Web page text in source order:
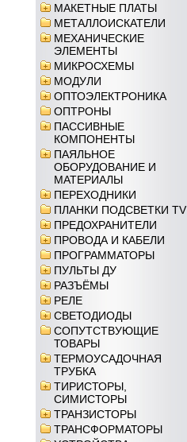
МАКЕТНЫЕ ПЛАТЫ
МЕТАЛЛОИСКАТЕЛИ
МЕХАНИЧЕСКИЕ
ЭЛЕМЕНТЫ
МИКРОСХЕМЫ
МОДУЛИ
ОПТОЭЛЕКТРОНИКА
ОПТРОНЫ
ПАССИВНЫЕ
КОМПОНЕНТЫ
ПАЯЛЬНОЕ
ОБОРУДОВАНИЕ И
МАТЕРИАЛЫ
ПЕРЕХОДНИКИ
ПЛАНКИ ПОДСВЕТКИ TV
ПРЕДОХРАНИТЕЛИ
ПРОВОДА И КАБЕЛИ
ПРОГРАММАТОРЫ
ПУЛЬТЫ ДУ
РАЗЪЁМЫ
РЕЛЕ
СВЕТОДИОДЫ
СОПУТСТВУЮЩИЕ
ТОВАРЫ
ТЕРМОУСАДОЧНАЯ
ТРУБКА
ТИРИСТОРЫ,
СИМИСТОРЫ
ТРАНЗИСТОРЫ
ТРАНСФОРМАТОРЫ